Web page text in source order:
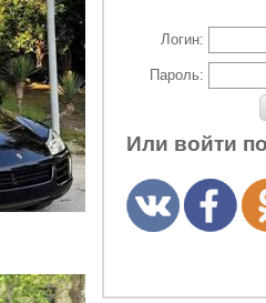
Логин:
Пароль:
Или войти